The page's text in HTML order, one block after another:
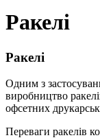
Ракелі
Ракелі
Одним з
виробництво
офсетних
Переваги ракелів